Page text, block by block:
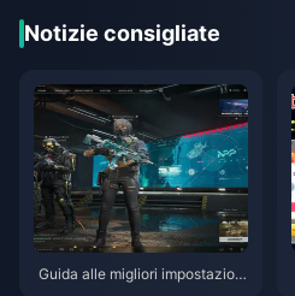
Notizie consigliate
Guida alle migliori impostazioni